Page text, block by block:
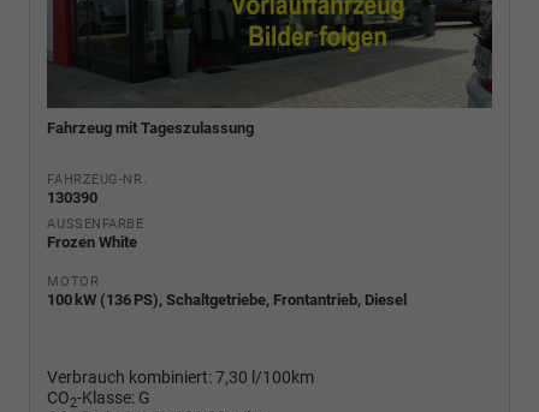
Fahrzeug mit Tageszulassung
FAHRZEUG-NR.
130390
AUSSENFARBE
Frozen White
MOTOR
100 kW (136 PS), Schaltgetriebe, Frontantrieb, Diesel
Verbrauch kombiniert:7,30 l/100km
CO2-Klasse: G